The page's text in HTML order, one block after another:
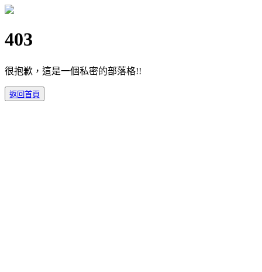
403
很抱歉，這是一個私密的部落格!!
返回首頁